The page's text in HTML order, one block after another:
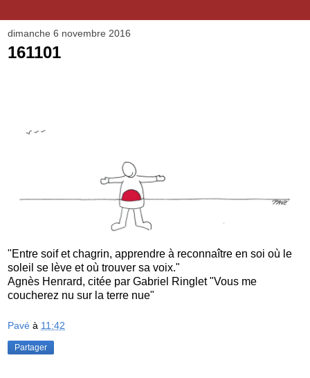
dimanche 6 novembre 2016
161101
"Entre soif et chagrin, apprendre à reconnaître en soi où le
soleil se lève et où trouver sa voix."
Agnès Henrard, citée par Gabriel Ringlet "Vous me
coucherez nu sur la terre nue"
Pavé à 11:42
Partager